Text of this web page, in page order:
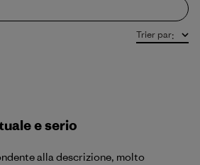
Trier par:
e serio
alla descrizione, molto